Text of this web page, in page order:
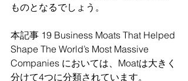
ものとなるでしょう。
本記事 19 Business Moats That Helped
Shape The World’s Most Massive
Companies においては、Moatは大きく
分けて4つに分類されています。